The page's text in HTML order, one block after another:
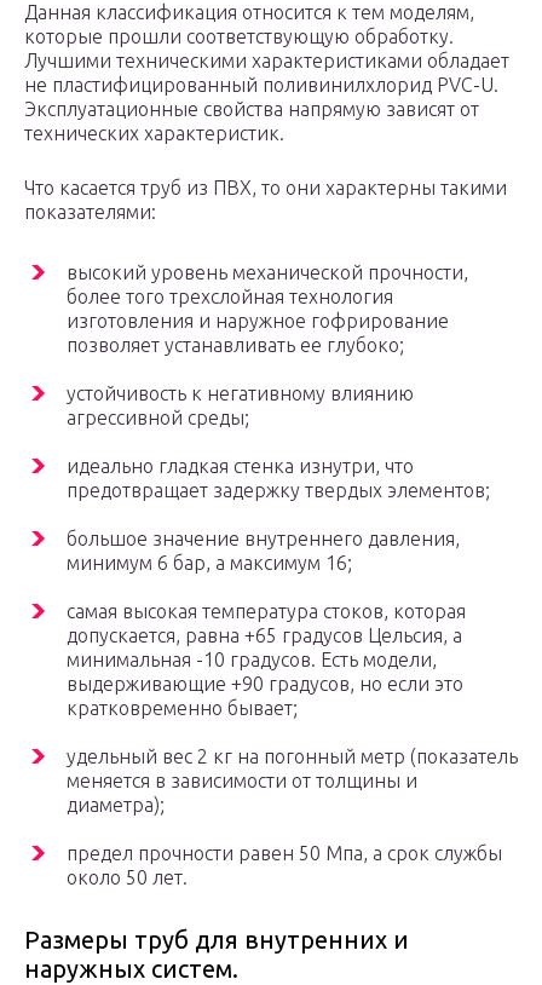
Данная классификация относится к тем моделям,
которые прошли соответствующую обработку.
Лучшими техническими характеристиками обладает
не пластифицированный поливинилхлорид PVC-U.
Эксплуатационные свойства напрямую зависят от
технических характеристик.
Что касается труб из ПВХ, то они характерны такими
показателями:
высокий уровень механической прочности,
более того трехслойная технология
изготовления и наружное гофрирование
позволяет устанавливать ее глубоко;
устойчивость к негативному влиянию
агрессивной среды;
идеально гладкая стенка изнутри, что
предотвращает задержку твердых элементов;
большое значение внутреннего давления,
минимум 6 бар, а максимум 16;
самая высокая температура стоков, которая
допускается, равна +65 градусов Цельсия, а
минимальная -10 градусов. Есть модели,
выдерживающие +90 градусов, но если это
кратковременно бывает;
удельный вес 2 кг на погонный метр (показатель
меняется в зависимости от толщины и
диаметра);
предел прочности равен 50 Мпа, а срок службы
около 50 лет.
Размеры труб для внутренних и
наружных систем.